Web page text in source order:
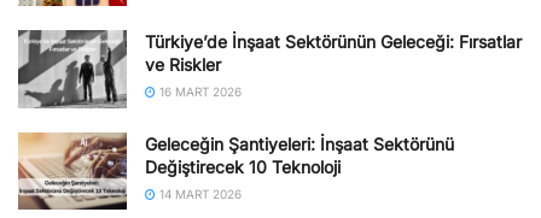
Türkiye’de İnşaat Sektörünün Geleceği: Fırsatlar
ve Riskler
16 MART 2026
Geleceğin Şantiyeleri: İnşaat Sektörünü
Değiştirecek 10 Teknoloji
14 MART 2026